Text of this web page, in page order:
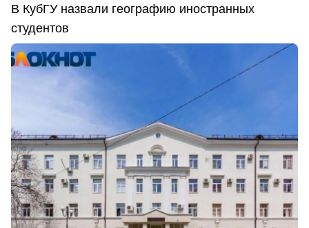
В КубГУ назвали географию иностранных
студентов